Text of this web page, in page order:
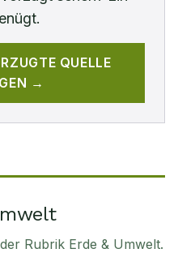
QUELLE
→
Rubrik Erde & Umwelt.